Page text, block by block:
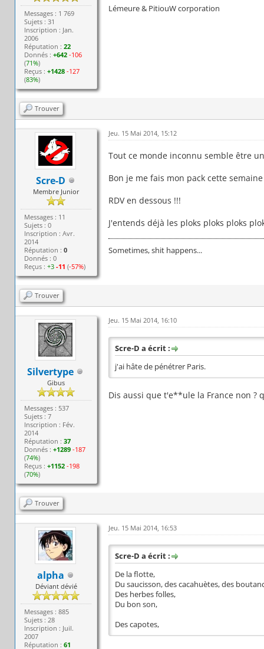
Messages : 1 769
Sujets : 31
Inscription : Jan.
2006
Réputation :22
Donnés :+642 -106
(71%)
Reçus :+1428 -127
(83%)
Lémeure & PitiouW corporation
Trouver
Scre-D
Membre Junior
Messages : 11
Sujets : 0
Inscription : Avr.
2014
Réputation :0
Donnés : 0
Reçus :+3 -11 (-57%)
Jeu. 15 Mai 2014, 15:12
Tout ce monde inconnu semble être
Bon je me fais mon pack cette
RDV en dessous !!!
J'entends déjà les ploks ploks ploks
Sometimes, shit happens...
Trouver
Silvertype
Gibus
Messages : 537
Sujets : 7
Inscription : Fév.
2014
Réputation :37
Donnés :+1289 -187
(74%)
Reçus :+1152 -198
(70%)
Jeu. 15 Mai 2014, 16:10
Scre-D a écrit :
j'ai hâte de pénétrer Paris.
Dis aussi que t'e**ule la France non ?
Trouver
alpha
Déviant dévié
Messages : 885
Sujets : 28
Inscription : Juil.
2007
Réputation :61
Jeu. 15 Mai 2014, 16:53
Scre-D a écrit :
De la flotte,
Du saucisson, des cacahuètes, des
Des herbes folles,
Du bon son,
Des capotes,